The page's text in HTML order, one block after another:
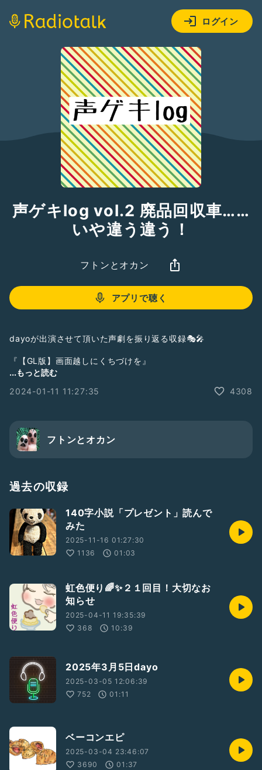
ログイン
声ゲキlog vol.2 廃品回収車……
いや違う違う！
フトンとオカン
アプリで聴く
dayoが出演させて頂いた声劇を振り返る収録🎭🎤
『【GL版】画面越しにくちづけを』
作者：akodon様（@akodon1）
https://taltal3014.lsv.jp/app/public/script/detail/168
‎晶役:dayo
アーカイブ↓
https://stand.fm/episodes/659f4a3820516b581098457
#声劇
#ひとり語り
#ボイスドラマ
#ラジオドラマ
...もっと読む
2024-01-11 11:27:35
4308
フトンとオカン
過去の収録
140字小説「プレゼント」読んで
みた
2025-11-16 01:27:30
1136
01:03
虹色便り🌈✨️２１回目！大切なお
知らせ
2025-04-11 19:35:39
368
10:39
2025年3月5日dayo
2025-03-05 12:06:39
752
01:11
ベーコンエピ
2025-03-04 23:46:07
3690
01:37